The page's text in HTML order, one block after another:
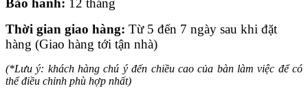
Bảo hành: 12 tháng
Thời gian giao hàng: Từ 5 đến 7 ngày sau khi đặt
hàng (Giao hàng tới tận nhà)
(*Lưu ý: khách hàng chú ý đến chiều cao của bàn làm việc để có
thể điều chỉnh phù hợp nhất)